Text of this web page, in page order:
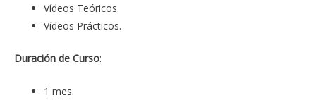
Vídeos Teóricos.
Vídeos Prácticos.
Duración de Curso:
1 mes.